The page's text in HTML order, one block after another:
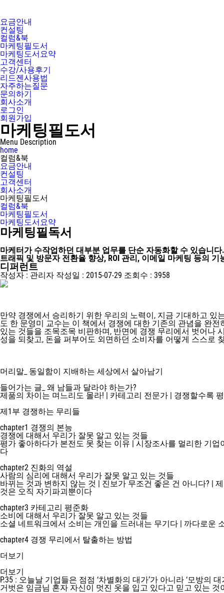
요금안내
컨설팅
컬럼&북
마케팅필도서
마케팅도서요약
고객센터
수강/사용후기
리드젠사용법
자주하는질문
문의하기
회사소개
로그인
회원가입
마케팅필도서
Menu Description
home
컬럼&북
요금안내
컨설팅
고객센터
회사소개
마케팅필도서
컬럼&북
마케팅필도서
마케팅도서요약
마케팅필독서
마케터가 수작업하던 대부분 업무를 단순 자동화할 수 있습니다.
트래픽 및 방문자 전환율 향상, ROI 관리, 이메일 마케팅 등의
디퍼런트
작성자 : 관리자 작성일 : 2015-07-29 조회수 : 3958
만약 경쟁에서 승리하기 위한 우리의 노력이, 지금 기대하고 있
도 한 문영미 교수는 이 책에서 경쟁에 대한 기존의 관념을 완
있는 것들을 조목조목 비판하며, 반면에 경쟁 무리에서 벗어나
성을 되찾고, 돈을 퍼부어도 외면하던 소비자를 어떻게 스스로
머리말_ 동일함이 지배하는 세상에서 살아남기
들어가는 글_ 왜 남들과 달라야 하는가?
제품의 차이는 며느리도 몰라! | 카테고리 전문가 | 경쟁할수록
제1부 경쟁하는 무리들
chapter1 경쟁의 본능
경쟁에 대해서 우리가 잘못 알고 있는 것들
평가 좋아하다가 본전도 못 찾는 이유 | 시장조사를 멀리한 기
다
chapter2 진화의 역설
사람의 심리에 대해서 우리가 잘못 알고 있는 것들
바뀌는 것과 변하지 않는 것 | 진보가 무조건 좋은 건 아니다? |
것은 오직 자기파괴뿐이다
chapter3 카테고리 평준화
소비에 대해서 우리가 잘못 알고 있는 것들
소셜 네트워크에서 소비는 개인을 드러내는 무기다 | 까다로운
chapter4 경쟁 무리에서 탈출하는 방법
더보기
더보기
P.35 : 오늘날 기업들은 점점 ‘차별화의 대가’가 아니라 ‘모방
거벗은 임금님 혼자 자신이 멋진 옷을 입고 있다고 믿고 있는 것